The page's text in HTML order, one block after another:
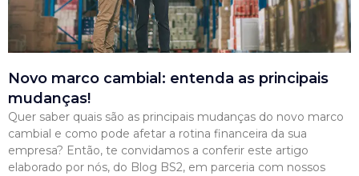
Novo marco cambial: entenda as principais
mudanças!
Quer saber quais são as principais mudanças do novo marco
cambial e como pode afetar a rotina financeira da sua
empresa? Então, te convidamos a conferir este artigo
elaborado por nós, do Blog BS2, em parceria com nossos